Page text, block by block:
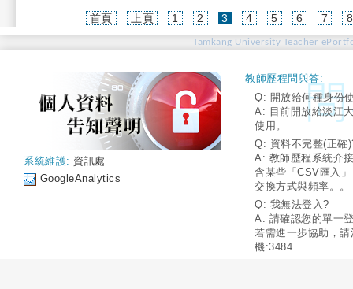
首頁 上頁 1 2 3 (current)
4 5 6 7 8
Tamkang University Teacher
系統維護: 資訊處
GoogleAnalytics
教師歷程問與答:
Q: 開放給何種身份
A: 目前開放給淡江
使用。
Q: 資料不完整(正確
A: 教師歷程系統介
含某些「CSV匯入
交換方式與頻率。。
Q: 我無法登入?
A: 請確認您的單一
若需進一步協助，
機:3484